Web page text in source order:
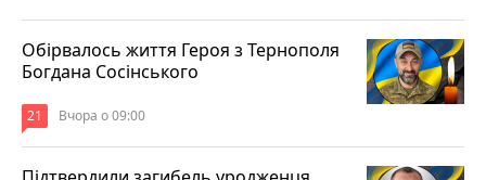
Обірвалось життя Героя з Тернополя
Богдана Сосінського
21 Вчора о 09:00